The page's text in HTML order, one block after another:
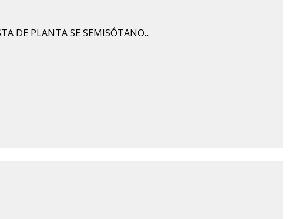
DE PLANTA SE SEMISÓTANO...